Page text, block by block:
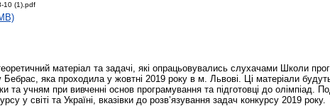
10 (1).pdf
матеріал та задачі, які опрацьовувались слухачами Школи
Бебрас, яка проходила у жовтні 2019 року в м. Львові. Ці матеріали
та учням при вивченні основ програмування та підготовці до олімпіад.
у світі та Україні, вказівки до розв’язування задач конкурсу 2019 року.